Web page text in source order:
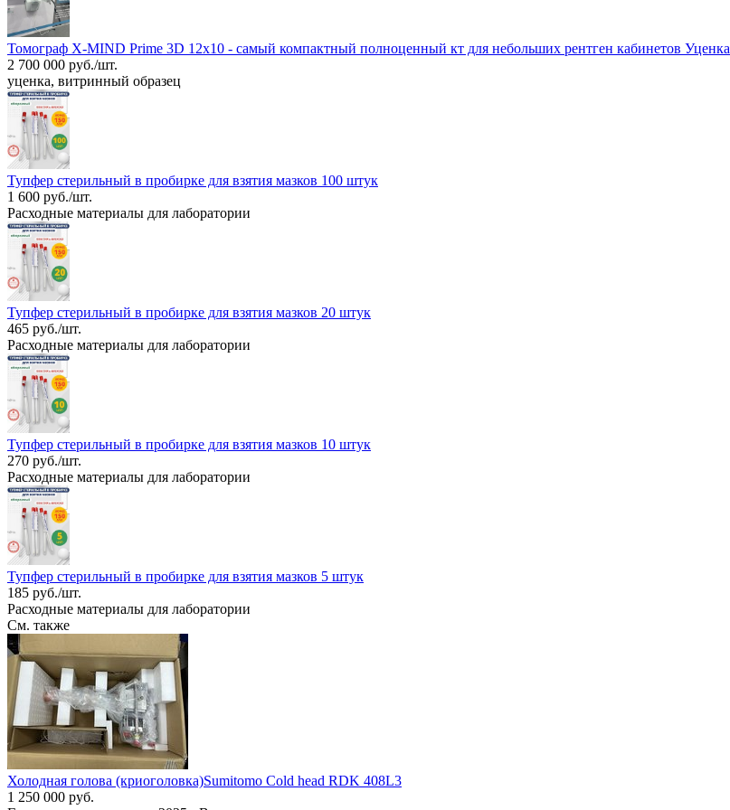
Томограф X-MIND Prime 3D 12x10 - самый компактный полноценный кт для небольших рентген кабинетов Уценка
2 700 000 руб./шт.
уценка, витринный образец
Тупфер стерильный в пробирке для взятия мазков 100 штук
1 600 руб./шт.
Расходные материалы для лаборатории
Тупфер стерильный в пробирке для взятия мазков 20 штук
465 руб./шт.
Расходные материалы для лаборатории
Тупфер стерильный в пробирке для взятия мазков 10 штук
270 руб./шт.
Расходные материалы для лаборатории
Тупфер стерильный в пробирке для взятия мазков 5 штук
185 руб./шт.
Расходные материалы для лаборатории
См. также
Холодная голова (криоголовка)Sumitomo Cold head RDK 408L3
1 250 000 руб.